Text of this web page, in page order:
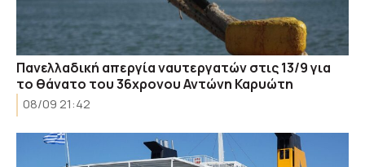
Πανελλαδική απεργία ναυτεργατών στις 13/9 για
το θάνατο του 36χρονου Αντώνη Καρυώτη
08/09 21:42